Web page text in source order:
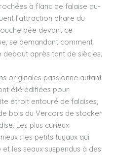
à flanc de falaise au-
l’attraction phare du
bée devant ce
se demandant comment
après tant de siècles.
originales passionne autant
été édifiées pour
étroit entouré de falaises,
bois du Vercors de stocker
Les plus curieux
: les petits tuyaux qui
les seaux suspendus à des